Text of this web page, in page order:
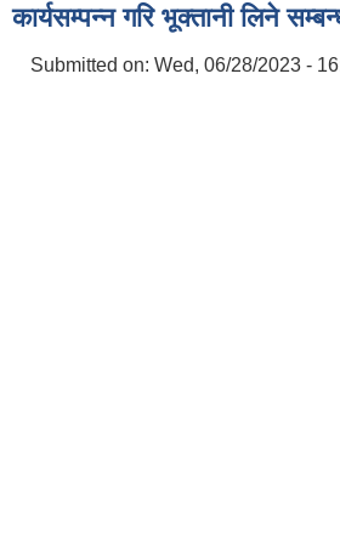
कार्यसम्पन्न गरि भूक्तानी लिने
Submitted on: Wed, 06/28/2023 -